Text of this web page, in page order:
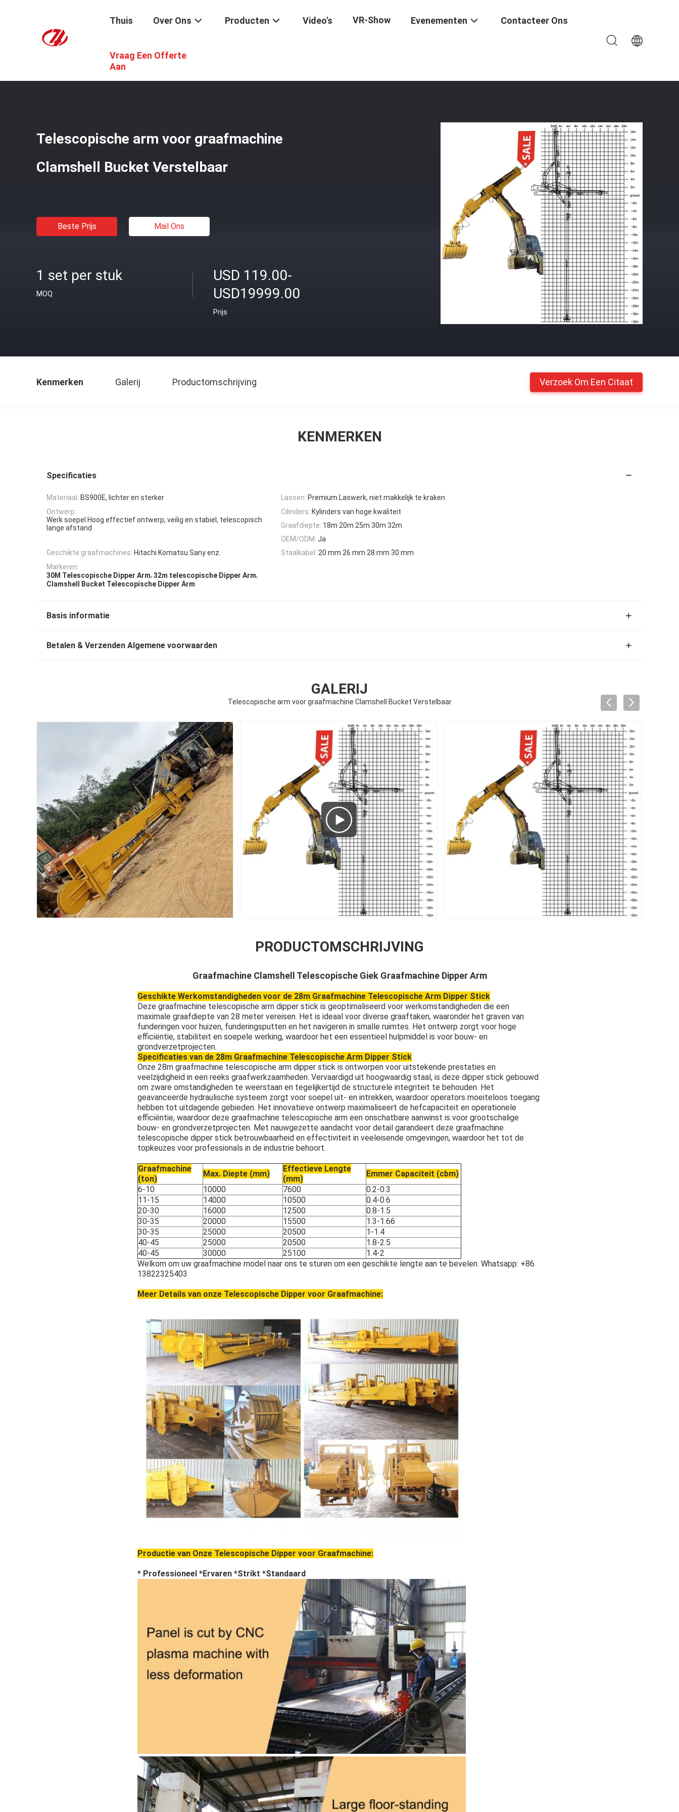
Thuis Over Ons Producten Video's VR-Show Evenementen Contacteer Ons
Vraag Een Offerte
Aan
Telescopische Dierarm /
Telescopische arm voor graafmachine
Clamshell Bucket Verstelbaar
Beste Prijs Mail Ons
1 set per stuk
MOQ
USD 119.00-
USD19999.00
Prijs
Kenmerken Galerij Productomschrijving Verzoek Om Een Citaat
KENMERKEN
Specificaties
Materiaal: BS900E, lichter en sterker Lassen: Premium Laswerk, niet makkelijk te kraken
Ontwerp:
Werk soepel Hoog effectief ontwerp, veilig en stabiel, telescopisch
lange afstand
Cilinders: Kylinders van hoge kwaliteit
Graafdiepte: 18m 20m 25m 30m 32m
OEM/ODM: Ja
Geschikte graafmachines: Hitachi Komatsu Sany enz. Staalkabel: 20 mm 26 mm 28 mm 30 mm
Markeren:
30M Telescopische Dipper Arm, 32m telescopische Dipper Arm,
Clamshell Bucket Telescopische Dipper Arm
Basis informatie
Betalen & Verzenden Algemene voorwaarden
GALERIJ
Telescopische arm voor graafmachine Clamshell Bucket Verstelbaar
PRODUCTOMSCHRIJVING
Graafmachine Clamshell Telescopische Giek Graafmachine Dipper Arm
Geschikte Werkomstandigheden voor de 28m Graafmachine Telescopische Arm Dipper Stick
Deze graafmachine telescopische arm dipper stick is geoptimaliseerd voor werkomstandigheden die een
maximale graafdiepte van 28 meter vereisen. Het is ideaal voor diverse graaftaken, waaronder het graven van
funderingen voor huizen, funderingsputten en het navigeren in smalle ruimtes. Het ontwerp zorgt voor hoge
efficiëntie, stabiliteit en soepele werking, waardoor het een essentieel hulpmiddel is voor bouw- en
grondverzetprojecten.
Specificaties van de 28m Graafmachine Telescopische Arm Dipper Stick
Onze 28m graafmachine telescopische arm dipper stick is ontworpen voor uitstekende prestaties en
veelzijdigheid in een reeks graafwerkzaamheden. Vervaardigd uit hoogwaardig staal, is deze dipper stick gebouwd
om zware omstandigheden te weerstaan en tegelijkertijd de structurele integriteit te behouden. Het
geavanceerde hydraulische systeem zorgt voor soepel uit- en intrekken, waardoor operators moeiteloos toegang
hebben tot uitdagende gebieden. Het innovatieve ontwerp maximaliseert de hefcapaciteit en operationele
efficiëntie, waardoor deze graafmachine telescopische arm een onschatbare aanwinst is voor grootschalige
bouw- en grondverzetprojecten. Met nauwgezette aandacht voor detail garandeert deze graafmachine
telescopische dipper stick betrouwbaarheid en effectiviteit in veeleisende omgevingen, waardoor het tot de
topkeuzes voor professionals in de industrie behoort.
Graafmachine
(ton)
Max. Diepte (mm)
Effectieve Lengte
(mm)
Emmer Capaciteit (cbm)
6-10
10000 7600
0.2-0.3
11-15
14000 10500
0.4-0.6
20-30
16000 12500
0.8-1.5
30-35
20000 15500
1.3-1.66
30-35
25000 20500
1-1.4
40-45
25000 20500
1.8-2.5
40-45
30000 25100
1.4-2
Welkom om uw graafmachine model naar ons te sturen om een geschikte lengte aan te bevelen. Whatsapp: +86
13822325403
Meer Details van onze Telescopische Dipper voor Graafmachine:
Productie van Onze Telescopische Dipper voor Graafmachine:
* Professioneel *Ervaren *Strikt *Standaard